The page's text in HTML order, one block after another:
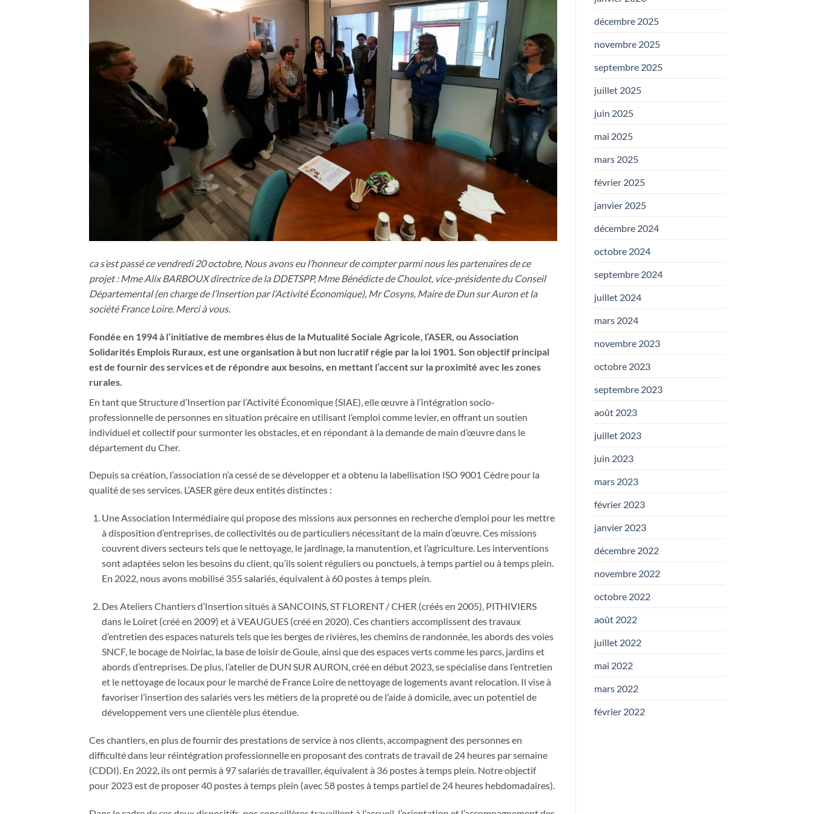
ca s’est passé ce vendredi 20 octobre, Nous avons eu l’honneur de compter parmi nous les partenaires de ce
projet : Mme Alix BARBOUX directrice de la DDETSPP, Mme Bénédicte de Choulot, vice-présidente du Conseil
Départemental (en charge de l’Insertion par l’Activité Économique), Mr Cosyns, Maire de Dun sur Auron et la
société France Loire. Merci à vous.
Fondée en 1994 à l’initiative de membres élus de la Mutualité Sociale Agricole, l’ASER, ou Association
Solidarités Emplois Ruraux, est une organisation à but non lucratif régie par la loi 1901. Son objectif principal
est de fournir des services et de répondre aux besoins, en mettant l’accent sur la proximité avec les zones
rurales.
En tant que Structure d’Insertion par l’Activité Économique (SIAE), elle œuvre à l’intégration socio-
professionnelle de personnes en situation précaire en utilisant l’emploi comme levier, en offrant un soutien
individuel et collectif pour surmonter les obstacles, et en répondant à la demande de main d’œuvre dans le
département du Cher.
Depuis sa création, l’association n’a cessé de se développer et a obtenu la labellisation ISO 9001 Cèdre pour la
qualité de ses services. L’ASER gère deux entités distinctes :
Une Association Intermédiaire qui propose des missions aux personnes en recherche d’emploi pour les mettre
à disposition d’entreprises, de collectivités ou de particuliers nécessitant de la main d’œuvre. Ces missions
couvrent divers secteurs tels que le nettoyage, le jardinage, la manutention, et l’agriculture. Les interventions
sont adaptées selon les besoins du client, qu’ils soient réguliers ou ponctuels, à temps partiel ou à temps plein.
En 2022, nous avons mobilisé 355 salariés, équivalent à 60 postes à temps plein.
Des Ateliers Chantiers d’Insertion situés à SANCOINS, ST FLORENT / CHER (créés en 2005), PITHIVIERS
dans le Loiret (créé en 2009) et à VEAUGUES (créé en 2020). Ces chantiers accomplissent des travaux
d’entretien des espaces naturels tels que les berges de rivières, les chemins de randonnée, les abords des voies
SNCF, le bocage de Noirlac, la base de loisir de Goule, ainsi que des espaces verts comme les parcs, jardins et
abords d’entreprises. De plus, l’atelier de DUN SUR AURON, créé en début 2023, se spécialise dans l’entretien
et le nettoyage de locaux pour le marché de France Loire de nettoyage de logements avant relocation. Il vise à
favoriser l’insertion des salariés vers les métiers de la propreté ou de l’aide à domicile, avec un potentiel de
développement vers une clientèle plus étendue.
Ces chantiers, en plus de fournir des prestations de service à nos clients, accompagnent des personnes en
difficulté dans leur réintégration professionnelle en proposant des contrats de travail de 24 heures par semaine
(CDDI). En 2022, ils ont permis à 97 salariés de travailler, équivalent à 36 postes à temps plein. Notre objectif
pour 2023 est de proposer 40 postes à temps plein (avec 58 postes à temps partiel de 24 heures hebdomadaires).
décembre 2025
novembre 2025
septembre 2025
juillet 2025
juin 2025
mai 2025
mars 2025
février 2025
janvier 2025
décembre 2024
octobre 2024
septembre 2024
juillet 2024
mars 2024
novembre 2023
octobre 2023
septembre 2023
août 2023
juillet 2023
juin 2023
mars 2023
février 2023
janvier 2023
décembre 2022
novembre 2022
octobre 2022
août 2022
juillet 2022
mai 2022
mars 2022
février 2022